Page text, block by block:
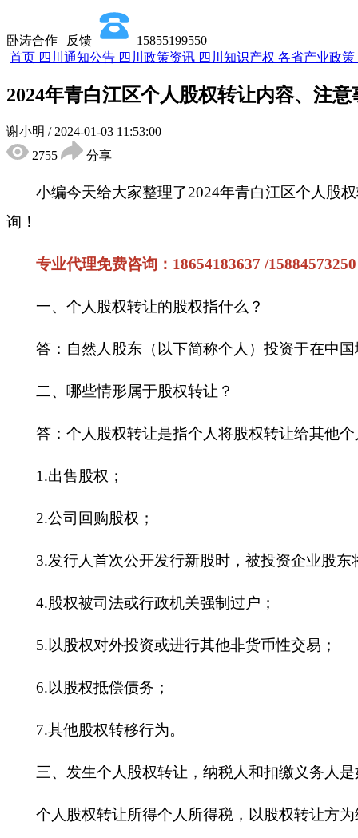
卧涛合作 | 反馈
15855199550
首页 四川通知公告 四川政策资讯 四川知识产权 各省产业政策
2024年青白江区个人股权转让内容、注
谢小明 / 2024-01-03 11:53:00
2755
分享
小编今天给大家整理了2024年青白江区个人 股
询！
专业代理免费咨询： 18654183637 /15884573250
一、个人股权转让的股权指什么？
答：自然人股东（以下简称个人）投资于在中
二、哪些情形属于股权转让？
答：个人股权转让是指个人将股权转让给其他
1.出售股权；
2.公司回购股权；
3.发行人首次公开发行新股时，被投资企业股
4.股权被司法或行政机关强制过户；
5.以股权对外投资或进行其他非货币性交易；
6.以股权抵偿债务；
7.其他股权转移行为。
三、 发生个人股权转让，纳税人和扣缴义务人
个人股权转让所得个人所得税，以股权转让方